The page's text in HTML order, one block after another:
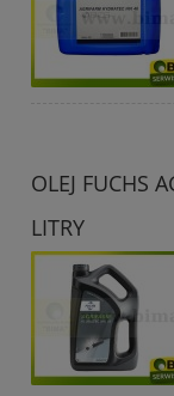
OLEJ FUCHS
LITRY